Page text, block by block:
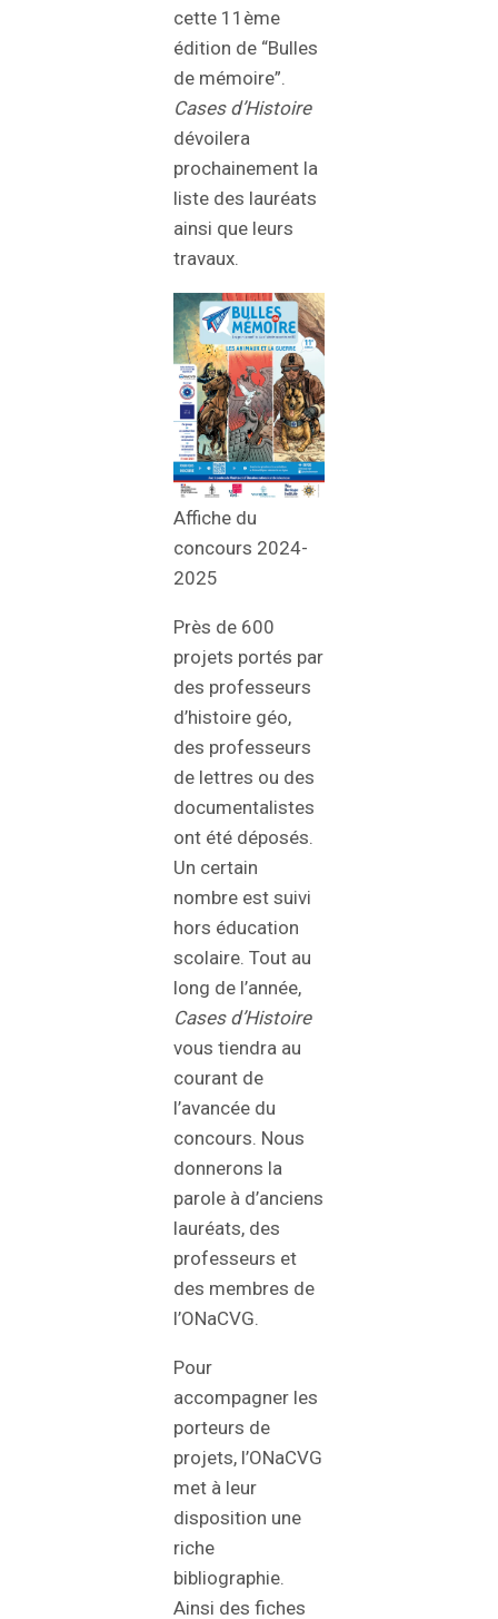
cette 11ème
édition de “Bulles
de mémoire”.
Cases d’Histoire
dévoilera
prochainement la
liste des lauréats
ainsi que leurs
travaux.
Affiche du
concours 2024-
2025
Près de 600
projets portés par
des professeurs
d’histoire géo,
des professeurs
de lettres ou des
documentalistes
ont été déposés.
Un certain
nombre est suivi
hors éducation
scolaire. Tout au
long de l’année,
Cases d’Histoire
vous tiendra au
courant de
l’avancée du
concours. Nous
donnerons la
parole à d’anciens
lauréats, des
professeurs et
des membres de
l’ONaCVG.
Pour
accompagner les
porteurs de
projets, l’ONaCVG
met à leur
disposition une
riche
bibliographie.
Ainsi des fiches